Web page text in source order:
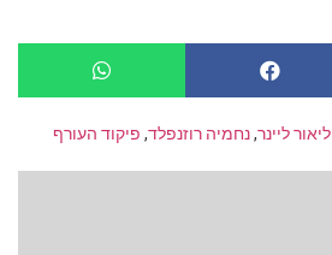
ליאור ליינר,נחמיה רוזנפלד, פיקוד העורף